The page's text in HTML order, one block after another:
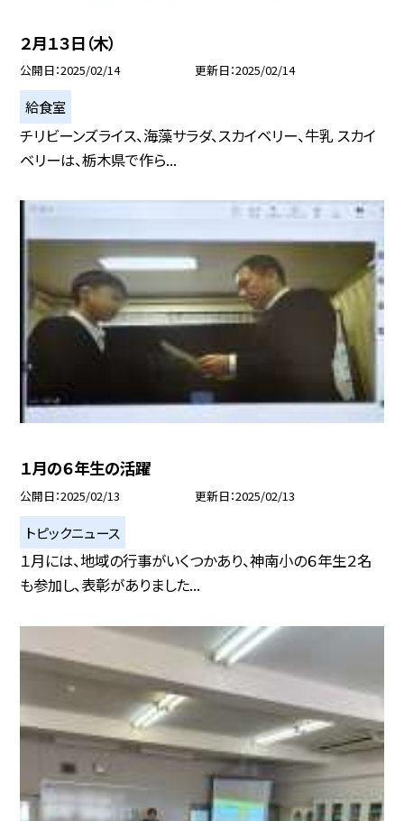
２月１３日（木）
公開日 2025/02/14 更新日 2025/02/14
給食室
チリビーンズライス、海藻サラダ、スカイベリー、牛乳 スカイ
ベリーは、栃木県で作ら...
１月の６年生の活躍
公開日 2025/02/13 更新日 2025/02/13
トピックニュース
１月には、地域の行事がいくつかあり、神南小の６年生２名
も参加し、表彰がありました...